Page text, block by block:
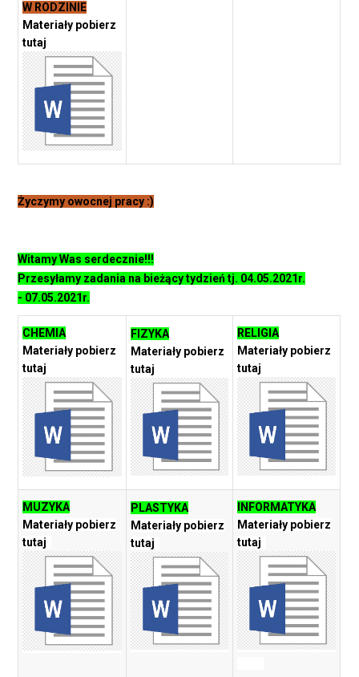
W RODZINIE
Materiały pobierz
tutaj
Życzymy owocnej pracy :)
Witamy Was serdecznie!!!
Przesyłamy zadania na bieżący tydzień tj. 04.05.2021r.
- 07.05.2021r.
CHEMIA
Materiały pobierz
tutaj
FIZYKA
Materiały pobierz
tutaj
RELIGIA
Materiały pobierz
tutaj
MUZYKA
Materiały pobierz
tutaj
PLASTYKA
Materiały pobierz
tutaj
INFORMATYKA
Materiały pobierz
tutaj